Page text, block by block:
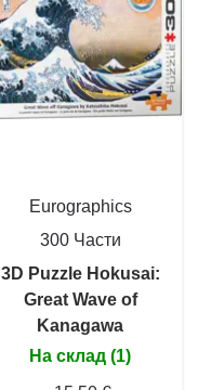
Eurographics
300 Части
3D Puzzle Hokusai:
Great Wave of
Kanagawa
На склад (1)